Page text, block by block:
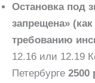
Остановка под
запрещена»
требованию
12.16 или 12.19
Петербурге 2500